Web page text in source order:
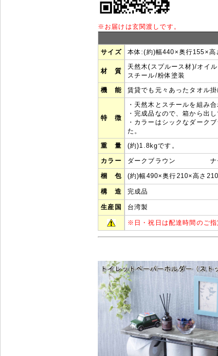
※ お届けは玄関渡しです。
サイズ 本体:(約)幅440 ×奥行155 ×高
材 質
天然木(スプルース材)/オイ
スチール/粉体塗装
機 能
賃貸でも元々あったタオル
特 徴
・天然木とスチールを組み
・完成品なので、箱から出
・カラーはシックなダーク
た。
重 量
(約)1.8 kgです。
カラー ダークブラウン ナチ
梱 包 (約)幅490×奥行210×高さ
構 造 完成品
生産国 台湾製
※ 日・祝日は配達時間のご